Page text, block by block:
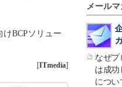
BCPソリュー
[ITmedia]
メール
なぜプ
は成功
につい